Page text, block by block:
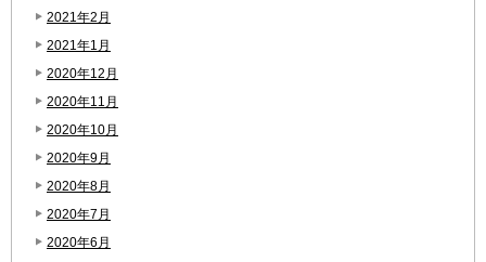
2021年2月
2021年1月
2020年12月
2020年11月
2020年10月
2020年9月
2020年8月
2020年7月
2020年6月